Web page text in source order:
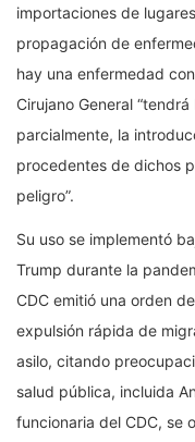
importaciones de
propagación de
hay una enfermedad
Cirujano General
parcialmente, la
procedentes de dichos
peligro”.
Su uso se implementó
Trump durante la
CDC emitió una orden
expulsión rápida de
asilo, citando
salud pública, incluida
funcionaria del CDC, se